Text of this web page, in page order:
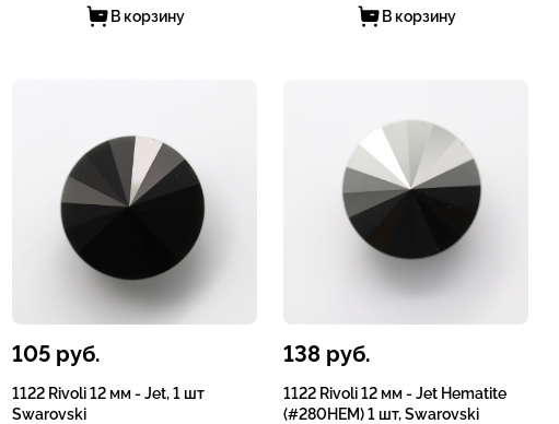
В корзину В корзину
105 руб.
1122 Rivoli 12 мм - Jet, 1 шт
Swarovski
138 руб.
1122 Rivoli 12 мм - Jet Hematite
(#280HEM) 1 шт, Swarovski